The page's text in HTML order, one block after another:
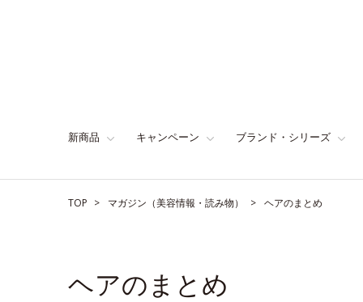
新商品 キャンペーン ブランド・シリーズ
TOP マガジン（美容情報・読み物） ヘアのまとめ
ヘアのまとめ